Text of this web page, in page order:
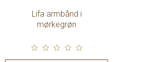
Lifa armbånd i
mørkegrøn